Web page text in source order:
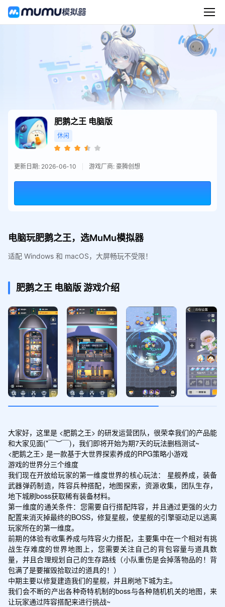
肥鹅之王 电脑版
休闲
更新日期: 2026-06-10 游戏厂商: 豪腾创想
电脑玩肥鹅之王，选MuMu模拟器
适配 Windows 和 macOS，大屏畅玩不受限！
肥鹅之王 电脑版游戏介绍
大家好，这里是 <肥鹅之王> 的研发运营团队，很荣幸我们的产品能
和大家见面(*￣︶￣)，我们即将开始为期7天的玩法删档测试~
<肥鹅之王> 是一款基于大世界探索养成的RPG策略小游戏
游戏的世界分三个维度
我们现在开放给玩家的第一维度世界的核心玩法： 星舰养成，装备
武器弹药制造，阵容兵种搭配，地图探索，资源收集，团队生存，
地下城刷boss获取稀有装备材料。
第一维度的通关条件：您需要自行搭配阵容，并且通过更强的火力
配置来消灭掉最终的BOSS，修复星舰，使星舰的引擎驱动足以逃离
玩家所在的第一维度。
前期的体验有收集养成与阵容火力搭配，主要集中在一个相对有挑
战生存难度的世界地图上，您需要关注自己的背包容量与道具数
量，并且合理规划自己的生存路线（小队重伤是会掉落物品的！背
包满了是要摧毁拾取过的道具的！）
中期主要以修复建造我们的星舰，并且刷地下城为主。
我们会不断的产出各种奇特机制的boss与各种随机机关的地图，来
让玩家通过阵容搭配来进行挑战~